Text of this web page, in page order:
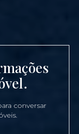
conversar